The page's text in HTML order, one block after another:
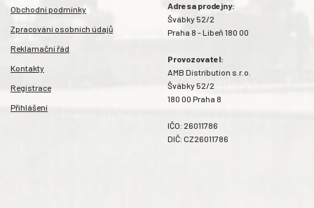
Obchodní podmínky
Zpracování osobních údajů
Reklamační řád
Kontakty
Registrace
Přihlášení
Adresa prodejny:
Švábky 52/2
Praha 8 - Libeň 180 00
Provozovatel:
AMB Distribution s.r.o.
Švábky 52/2
180 00 Praha 8
IČO: 26011786
DIČ: CZ26011786